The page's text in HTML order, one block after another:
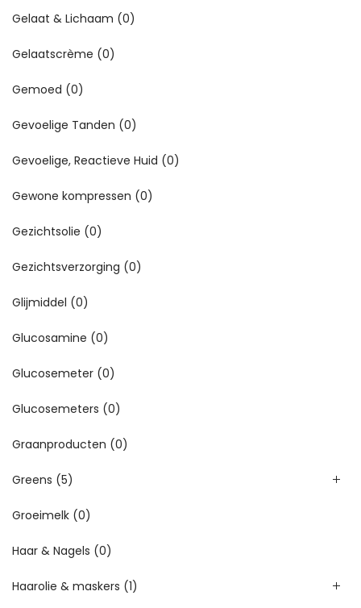
Gelaat & Lichaam (0)
Gelaatscrème (0)
Gemoed (0)
Gevoelige Tanden (0)
Gevoelige, Reactieve Huid (0)
Gewone kompressen (0)
Gezichtsolie (0)
Gezichtsverzorging (0)
Glijmiddel (0)
Glucosamine (0)
Glucosemeter (0)
Glucosemeters (0)
Graanproducten (0)
Greens (5)
Groeimelk (0)
Haar & Nagels (0)
Haarolie & maskers (1)